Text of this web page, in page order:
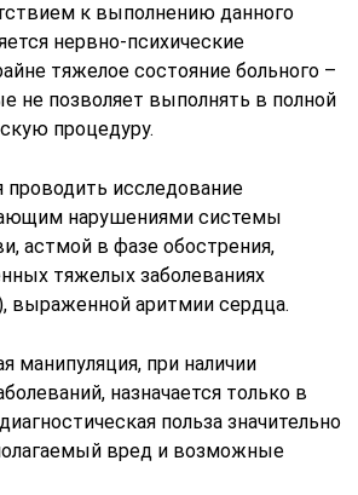
к выполнению данного
нервно-психические
тяжелое состояние больного –
не позволяет выполнять в полной
процедуру.
проводить исследование
нарушениями системы
астмой в фазе обострения,
тяжелых заболеваниях
выраженной аритмии сердца.
манипуляция, при наличии
назначается только в
польза значительно
вред и возможные